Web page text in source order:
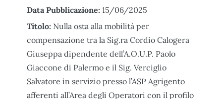
Data Pubblicazione: 15/06/2025
Titolo: Nulla osta alla mobilità per
compensazione tra la Sig.ra Cordio Calogera
Giuseppa dipendente dell’A.O.U.P. Paolo
Giaccone di Palermo e il Sig. Verciglio
Salvatore in servizio presso l’ASP Agrigento
afferenti all’Area degli Operatori con il profilo